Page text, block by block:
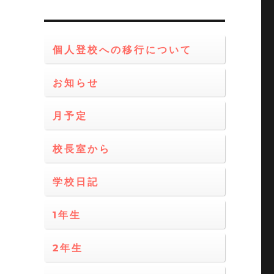
個人登校への移行について
お知らせ
月予定
校長室から
学校日記
1年生
2年生